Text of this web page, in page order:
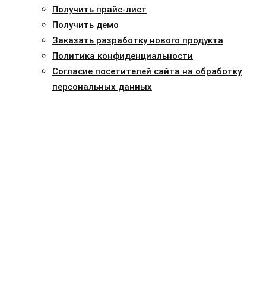
Получить прайс-лист
Получить демо
Заказать разработку нового продукта
Политика конфиденциальности
Согласие посетителей сайта на обработку
персональных данных